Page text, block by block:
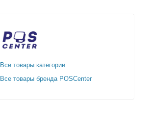
Все товары категории
Все товары бренда POSCenter